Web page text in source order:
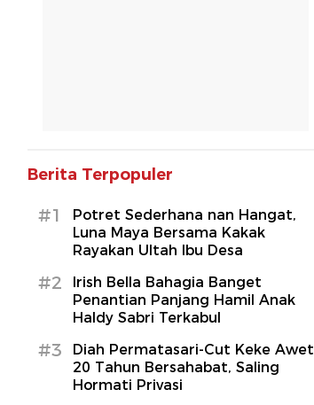
Berita Terpopuler
#1
Potret Sederhana nan Hangat,
Luna Maya Bersama Kakak
Rayakan Ultah Ibu Desa
#2
Irish Bella Bahagia Banget
Penantian Panjang Hamil Anak
Haldy Sabri Terkabul
#3
Diah Permatasari-Cut Keke Awet
20 Tahun Bersahabat, Saling
Hormati Privasi